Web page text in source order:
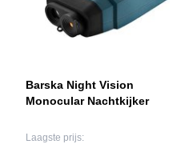
Barska Night Vision
Monocular Nachtkijker
Laagste prijs: